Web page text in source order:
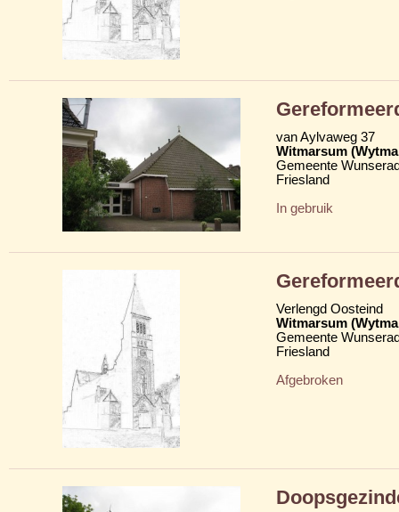
van Aylvaweg 37
Witmarsum
Gemeente
Friesland
In gebruik
Verlengd Oosteind
Witmarsum
Gemeente
Friesland
Afgebroken